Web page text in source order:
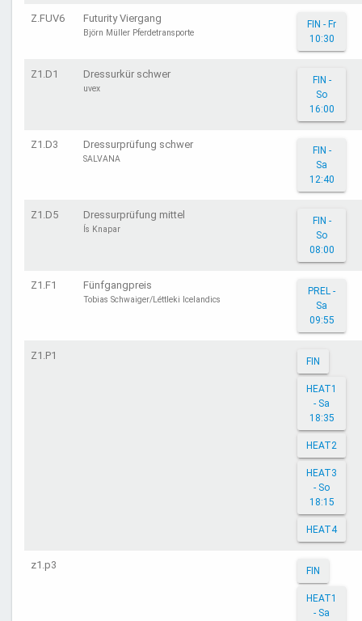
Z.FUV6 Futurity Viergang
Björn Müller Pferdetransporte
FIN - Fr
10:30
Z1.D1 Dressurkür schwer
uvex
FIN -
So
16:00
Z1.D3 Dressurprüfung schwer
SALVANA
FIN -
Sa
12:40
Z1.D5 Dressurprüfung mittel
Ís Knapar
FIN -
So
08:00
Z1.F1 Fünfgangpreis
Tobias Schwaiger/Léttleki Icelandics
PREL -
Sa
09:55
Z1.P1 FIN
HEAT1
- Sa
18:35
HEAT2
HEAT3
- So
18:15
HEAT4
z1.p3 FIN
HEAT1
- Sa